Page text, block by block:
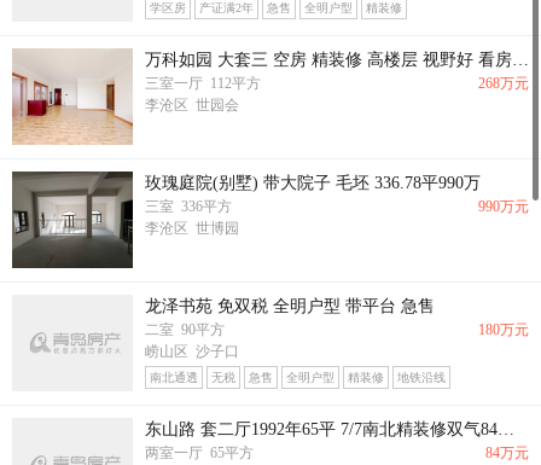
学区房 产证满2年 急售 全明户型 精装修
万科如园 大套三 空房 精装修 高楼层 视野好 看房方便
三室一厅 112平方
李沧区 世园会
268万元
玫瑰庭院(别墅) 带大院子 毛坯 336.78平990万
三室 336平方
李沧区 世博园
990万元
龙泽书苑 免双税 全明户型 带平台 急售
二室 90平方
崂山区 沙子口
南北通透 无税 急售 全明户型 精装修 地铁沿线
180万元
东山路 套二厅1992年65平 7/7南北精装修双气84万8366068
两室一厅 65平方 84万元